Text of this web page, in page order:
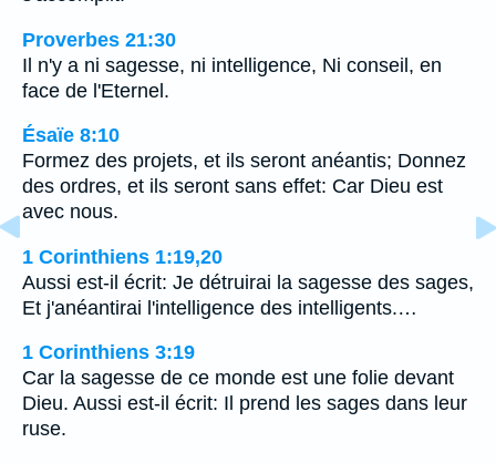
Proverbes 21:30
Il n'y a ni sagesse, ni intelligence, Ni conseil, en
face de l'Eternel.
Ésaïe 8:10
Formez des projets, et ils seront anéantis; Donnez
des ordres, et ils seront sans effet: Car Dieu est
avec nous.
1 Corinthiens 1:19,20
Aussi est-il écrit: Je détruirai la sagesse des sages,
Et j'anéantirai l'intelligence des intelligents.…
1 Corinthiens 3:19
Car la sagesse de ce monde est une folie devant
Dieu. Aussi est-il écrit: Il prend les sages dans leur
ruse.